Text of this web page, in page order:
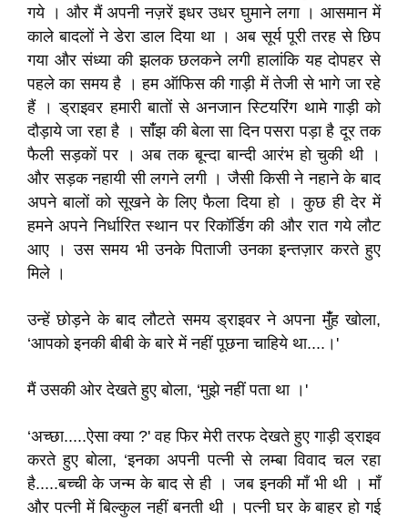
गये । और मैं अपनी नज़रें इधर उधर घुमाने लगा । आसमान में
काले बादलों ने डेरा डाल दिया था । अब सूर्य पूरी तरह से छिप
गया और संध्या की झलक छलकने लगी हालांकि यह दोपहर से
पहले का समय है । हम ऑफिस की गाड़ी में तेजी से भागे जा रहे
हैं । ड्राइवर हमारी बातों से अनजान स्टियरिंग थामे गाड़ी को
दौड़ाये जा रहा है । सांँझ की बेला सा दिन पसरा पड़ा है दूर तक
फैली सड़कों पर । अब तक बून्दा बान्दी आरंभ हो चुकी थी ।
और सड़क नहायी सी लगने लगी । जैसी किसी ने नहाने के बाद
अपने बालों को सूखने के लिए फैला दिया हो । कुछ ही देर में
हमने अपने निर्धारित स्थान पर रिकॉर्डिग की और रात गये लौट
आए । उस समय भी उनके पिताजी उनका इन्तज़ार करते हुए
मिले ।
उन्हें छोड़ने के बाद लौटते समय ड्राइवर ने अपना मुंँह खोला,
‘आपको इनकी बीबी के बारे में नहीं पूछना चाहिये था....।'
मैं उसकी ओर देखते हुए बोला, ‘मुझे नहीं पता था ।'
‘अच्छा.....ऐसा क्या ?' वह फिर मेरी तरफ देखते हुए गाड़ी ड्राइव
करते हुए बोला, ‘इनका अपनी पत्नी से लम्बा विवाद चल रहा
है.....बच्ची के जन्म के बाद से ही । जब इनकी माँ भी थी । माँ
और पत्नी में बिल्कुल नहीं बनती थी । पत्नी घर के बाहर हो गई